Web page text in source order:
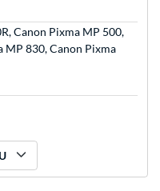
Canon Pixma MP 500,
MP 830, Canon Pixma